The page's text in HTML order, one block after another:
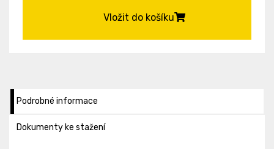
Vložit do košíku
Podrobné informace
Dokumenty ke stažení